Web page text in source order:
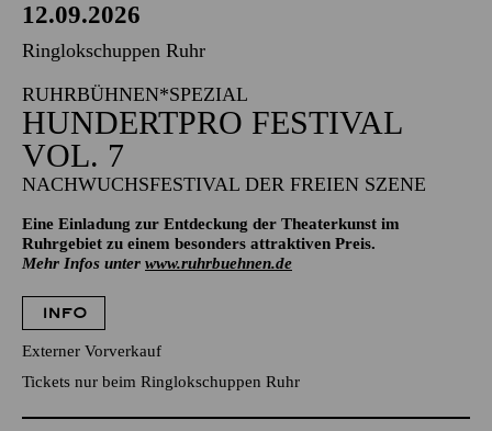
12.09.2026
Ringlokschuppen Ruhr
RUHRBÜHNEN*SPEZIAL
HUNDERTPRO FESTIVAL
VOL. 7
NACHWUCHSFESTIVAL DER FREIEN SZENE
Eine Einladung zur Entdeckung der Theaterkunst im
Ruhrgebiet zu einem besonders attraktiven Preis.
Mehr Infos unter www.ruhrbuehnen.de
INFO
Externer Vorverkauf
Tickets nur beim Ringlokschuppen Ruhr